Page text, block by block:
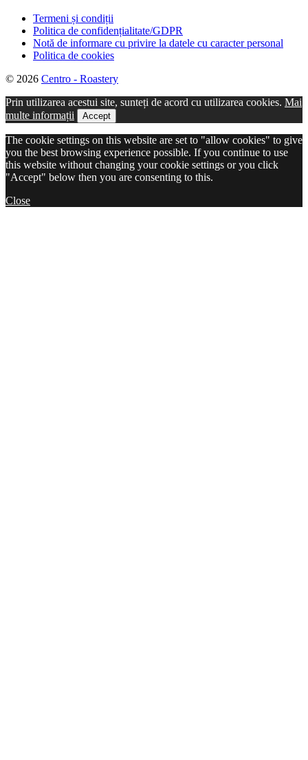
Termeni și condiții
Politica de confidențialitate/GDPR
Notă de informare cu privire la datele cu caracter personal
Politica de cookies
© 2026 Centro - Roastery
Prin utilizarea acestui site, sunteți de acord cu utilizarea cookies. Mai
multe informații
Accept
The cookie settings on this website are set to "allow cookies" to give
you the best browsing experience possible. If you continue to use
this website without changing your cookie settings or you click
"Accept" below then you are consenting to this.
Close